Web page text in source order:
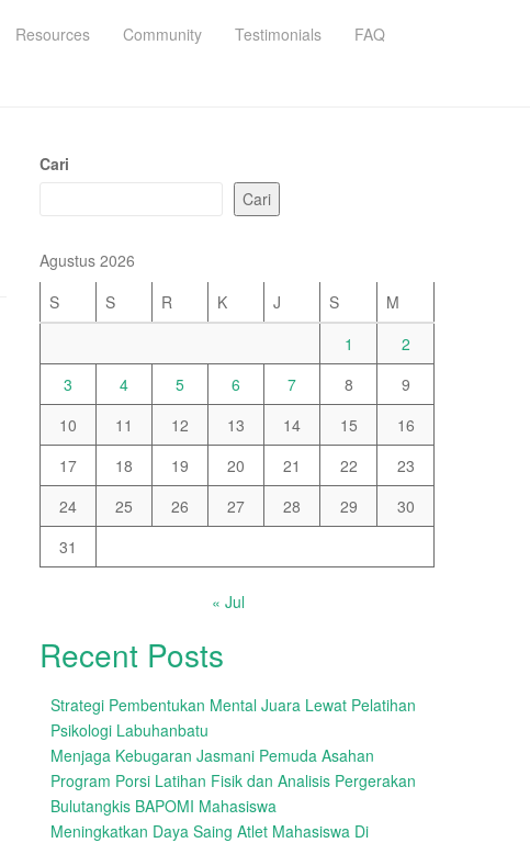
Resources Community Testimonials FAQ
Cari
Cari
Agustus 2026
S
S R K J S
M
1
2
3
4 5 6 7 8
9
10
11 12 13 14 15
16
17
18 19 20 21 22
23
24
25 26 27 28 29
30
31
« Jul
Recent Posts
Strategi Pembentukan Mental Juara Lewat Pelatihan
Psikologi Labuhanbatu
Menjaga Kebugaran Jasmani Pemuda Asahan
Program Porsi Latihan Fisik dan Analisis Pergerakan
Bulutangkis BAPOMI Mahasiswa
Meningkatkan Daya Saing Atlet Mahasiswa Di